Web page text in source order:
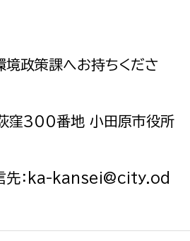
政策課へお持ちくださ
窪300番地 小田原市役所
先：ka-kansei@city.od